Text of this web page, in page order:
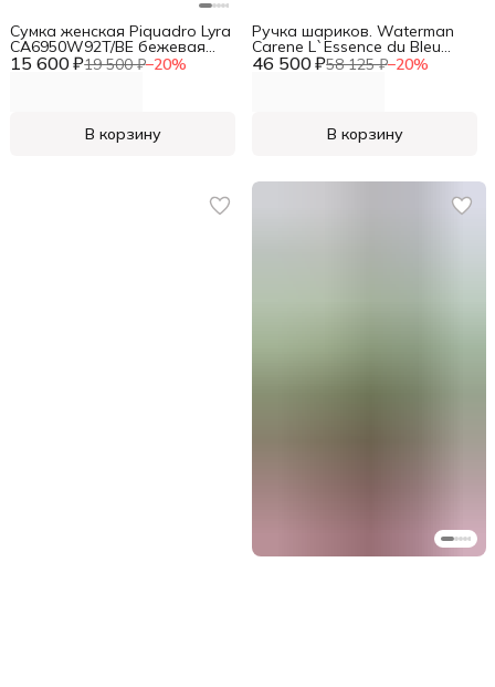
15 600 ₽19 500 ₽−20%
Сумка женская Piquadro Lyra
CA6950W92T/BE бежевая
нейлон/натур.кожа
В корзину
46 500 ₽58 125 ₽−20%
Ручка шариков. Waterman
Carene L`Essence du Bleu
(2166425) LaqBlue CT M син.
В корзину